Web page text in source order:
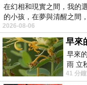
薦.評價.熱銷.開
最後選擇在這購
花仙子相框(粉
也不會遇到詐騙
在幻相和現實之間，我的
的小孩，在夢與清醒之間
2026-08-06
早來
早來
雨 立
下子
41 分